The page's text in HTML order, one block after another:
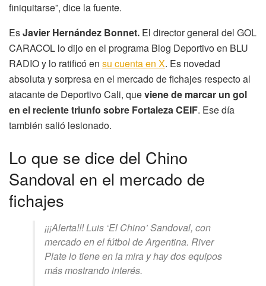
finiquitarse”, dice la fuente.
EsJavier Hernández Bonnet. El director general del GOL
CARACOL lo dijo en el programa Blog Deportivo en BLU
RADIO y lo ratificó en su cuenta en X. Es novedad
absoluta y sorpresa en el mercado de fichajes respecto al
atacante de Deportivo Cali, queviene de marcar un gol
en el reciente triunfo sobre Fortaleza CEIF. Ese día
también salió lesionado.
Lo que se dice del Chino
Sandoval en el mercado de
fichajes
¡¡¡Alerta!!! Luis ‘El Chino’ Sandoval, con
mercado en el fútbol de Argentina. River
Plate lo tiene en la mira y hay dos equipos
más mostrando interés.